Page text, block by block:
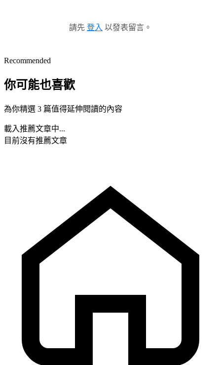
請先 登入 以發表留言。
Recommended
你可能也喜歡
為你精選 3 篇值得延伸閱讀的內容
載入推薦文章中...
目前沒有推薦文章